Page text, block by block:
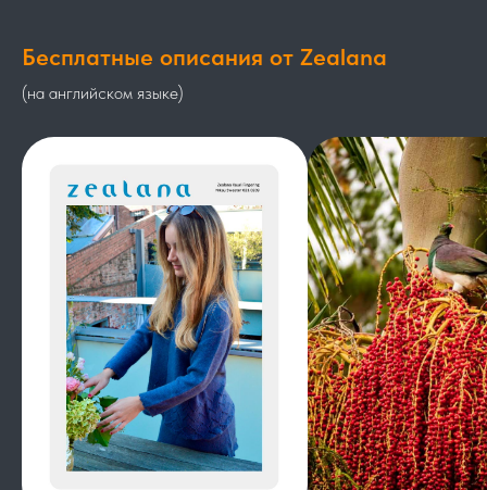
Бесплатные описания от Zealana
(на английском языке)